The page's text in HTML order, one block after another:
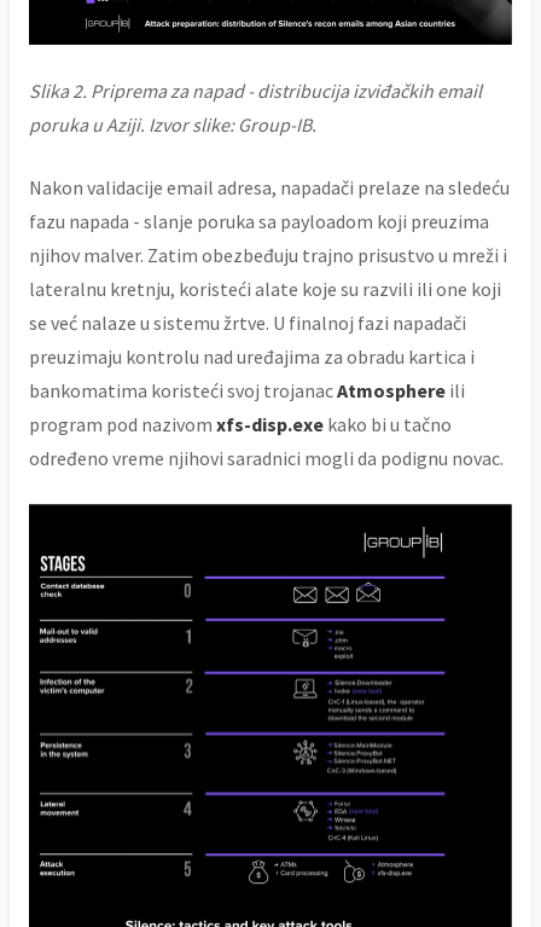
Slika 2. Priprema za napad - distribucija izviđačkih email
poruka u Aziji. Izvor slike: Group-IB.
Nakon validacije email adresa, napadači prelaze na sledeću
fazu napada - slanje poruka sa payloadom koji preuzima
njihov malver. Zatim obezbeđuju trajno prisustvo u mreži i
lateralnu kretnju, koristeći alate koje su razvili ili one koji
se već nalaze u sistemu žrtve. U finalnoj fazi napadači
preuzimaju kontrolu nad uređajima za obradu kartica i
bankomatima koristeći svoj trojanacAtmosphere ili
program pod nazivom xfs-disp.exe kako bi u tačno
određeno vreme njihovi saradnici mogli da podignu novac.